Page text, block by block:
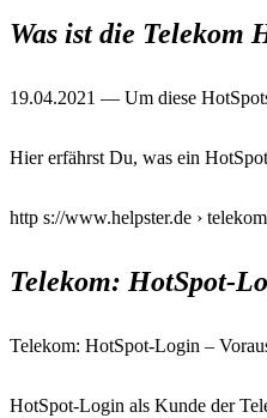
Was ist die Telekom
19.04.2021 — Um diese
Hier erfährst Du, was ein
http s://www.helpster.de ›
Telekom: HotSpot-
Telekom: HotSpot-Login –
HotSpot-Login als Kunde der